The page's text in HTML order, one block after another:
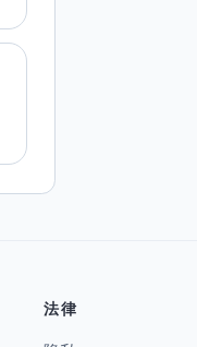
法律